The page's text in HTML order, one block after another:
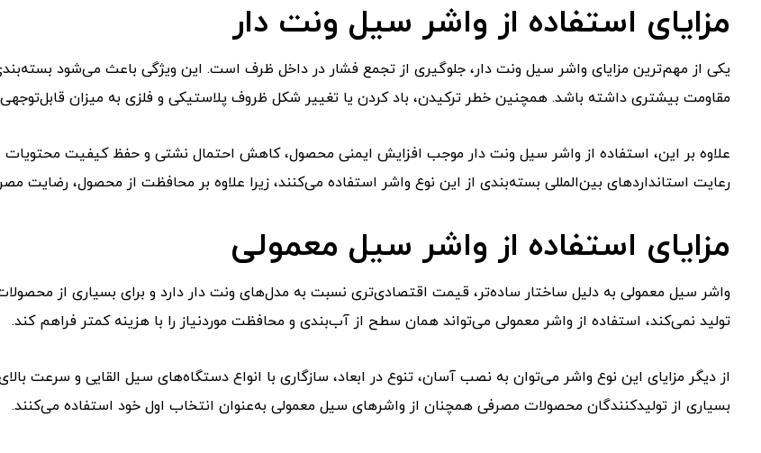
مزایای استفاده از واشر سیل ونت دار
یکی از مهم‌ترین مزایای واشر سیل ونت دار، جلوگیری از تجمع فشار در داخل ظرف است. این ویژگی باعث می‌شود
مقاومت بیشتری داشته باشد. همچنین خطر ترکیدن، باد کردن یا تغییر شکل ظروف پلاستیکی و فلزی به میزان
علاوه بر این، استفاده از واشر سیل ونت دار موجب افزایش ایمنی محصول، کاهش احتمال نشتی و حفظ کیفیت محتویات
رعایت استانداردهای بین‌المللی بسته‌بندی از این نوع واشر استفاده می‌کنند، زیرا علاوه بر محافظت از محصول، رضایت
مزایای استفاده از واشر سیل معمولی
واشر سیل معمولی به دلیل ساختار ساده‌تر، قیمت اقتصادی‌تری نسبت به مدل‌های ونت دار دارد و برای بسیاری از
تولید نمی‌کند، استفاده از واشر معمولی می‌تواند همان سطح از آب‌بندی و محافظت موردنیاز را با هزینه کمتر فراهم کند.
از دیگر مزایای این نوع واشر می‌توان به نصب آسان، تنوع در ابعاد، سازگاری با انواع دستگاه‌های سیل القایی و سرعت
بسیاری از تولیدکنندگان محصولات مصرفی همچنان از واشرهای سیل معمولی به‌عنوان انتخاب اول خود استفاده می‌کنند.